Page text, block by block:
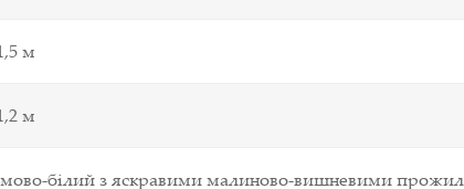
м
м
білий з яскравими малиново-вишневими